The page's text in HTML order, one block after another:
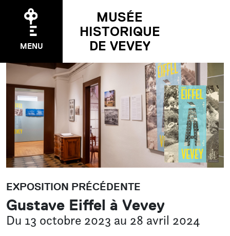
MENU
MUSÉE
HISTORIQUE
DE VEVEY
EXPOSITIONS
Temporaire
Permanente
Précédentes
ÉVÉNEMENTS
Agenda
Pakomuzé
Nuit des musées
EXPOSITION PRÉCÉDENTE
Gustave Eiffel à Vevey
Du 13 octobre 2023 au 28 avril 2024